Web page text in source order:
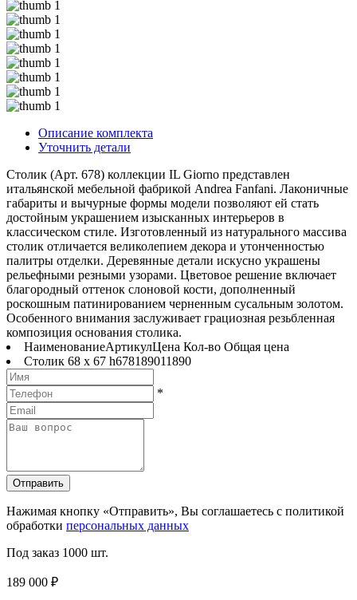
Описание комплекта
Уточнить детали
Столик (Арт. 678) коллекции IL Giorno представлен
итальянской мебельной фабрикой Andrea Fanfani. Лаконичные
габариты и вычурные формы модели позволяют ей стать
достойным украшением изысканных интерьеров в
классическом стиле. Изготовленный из натурального массива
столик отличается великолепием декора и утонченностью
палитры отделки. Деревянные детали искусно украшены
рельефными резными узорами. Цветовое решение включает
благородный оттенок слоновой кости, дополненный
роскошным патинированием черненным сусальным золотом.
Особенного внимания заслуживает грациозная резьбленная
композиция основания столика.
НаименованиеАртикулЦена Кол-во Общая цена
Столик 68 x 67 h678189011890
*
Отправить
Нажимая кнопку «Отправить», Вы соглашаетесь с политикой
обработки персональных данных
Под заказ 1000 шт.
189 000 ₽